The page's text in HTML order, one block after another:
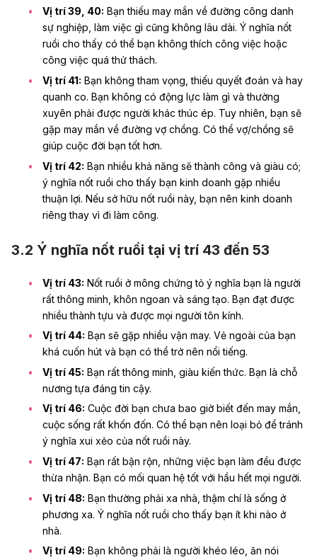
Vị trí 39, 40: Bạn thiếu may mắn về đường công danh
sự nghiệp, làm việc gì cũng không lâu dài. Ý nghĩa nốt
ruồi cho thấy có thể bạn không thích công việc hoặc
công việc quá thử thách.
Vị trí 41: Bạn không tham vọng, thiếu quyết đoán và hay
quanh co. Bạn không có động lực làm gì và thường
xuyên phải được người khác thúc ép. Tuy nhiên, bạn sẽ
gặp may mắn về đường vợ chồng. Có thể vợ/chồng sẽ
giúp cuộc đời bạn tốt hơn.
Vị trí 42: Bạn nhiều khả năng sẽ thành công và giàu có;
ý nghĩa nốt ruồi cho thấy bạn kinh doanh gặp nhiều
thuận lợi. Nếu sở hữu nốt ruồi này, bạn nên kinh doanh
riêng thay vì đi làm công.
3.2 Ý nghĩa nốt ruồi tại vị trí 43 đến 53
Vị trí 43: Nốt ruồi ở mông chứng tỏ ý nghĩa bạn là người
rất thông minh, khôn ngoan và sáng tạo. Bạn đạt được
nhiều thành tựu và được mọi người tôn kính.
Vị trí 44: Bạn sẽ gặp nhiều vận may. Vẻ ngoài của bạn
khá cuốn hút và bạn có thể trở nên nổi tiếng.
Vị trí 45: Bạn rất thông minh, giàu kiến thức. Bạn là chỗ
nương tựa đáng tin cậy.
Vị trí 46: Cuộc đời bạn chưa bao giờ biết đến may mắn,
cuộc sống rất khốn đốn. Có thể bạn nên loại bỏ để tránh
ý nghĩa xui xẻo của nốt ruồi này.
Vị trí 47: Bạn rất bận rộn, những việc bạn làm đều được
thừa nhận. Bạn có mối quan hệ tốt với hầu hết mọi người.
Vị trí 48: Bạn thường phải xa nhà, thậm chí là sống ở
phương xa. Ý nghĩa nốt ruồi cho thấy bạn ít khi nào ở
nhà.
Vị trí 49: Bạn không phải là người khéo léo, ăn nói